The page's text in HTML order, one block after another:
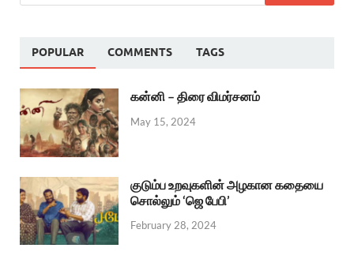
POPULAR COMMENTS TAGS
கன்னி – திரை விமர்சனம்
May 15, 2024
குடும்ப உறவுகளின் அழகான கதையை
சொல்லும் ‘ஜெ பேபி’
February 28, 2024